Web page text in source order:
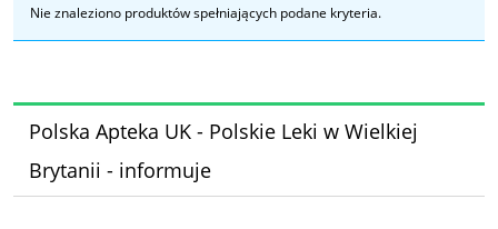
Nie znaleziono produktów spełniających podane kryteria.
Polska Apteka UK - Polskie Leki w Wielkiej
Brytanii - informuje